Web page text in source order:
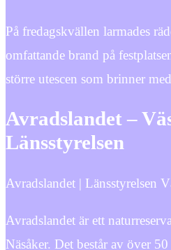
På fredagskvällen larmades
omfattande brand på
större utescen som brinner
Avradslandet –
Länsstyrelsen
Avradslandet | Länsstyrelsen
Avradslandet är ett
Näsåker. Det består av över